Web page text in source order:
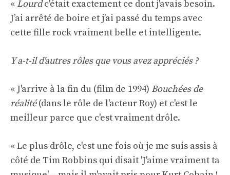
« Lourdc'était exactement ce dont j'avais besoin.
J’ai arrêté de boire et j’ai passé du temps avec
cette fille rock vraiment belle et intelligente.
Y a-t-il d'autres rôles que vous avez appréciés ?
« J'arrive à la fin du (film de 1994) Bouchées de
réalité(dans le rôle de l'acteur Roy) et c'est le
meilleur parce que c'est vraiment drôle.
« Le plus drôle, c'est une fois où je me suis assis à
côté de Tim Robbins qui disait 'J'aime vraiment ta